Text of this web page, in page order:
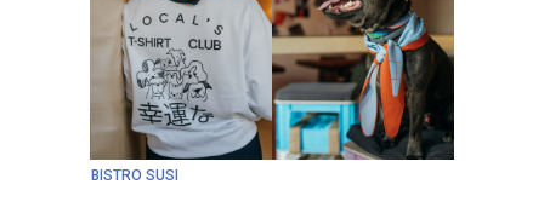
BISTRO SUSI